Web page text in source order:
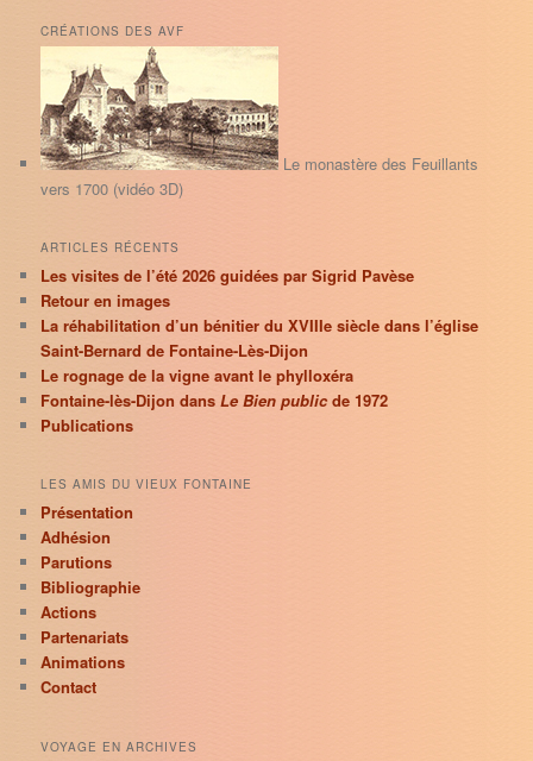
h
e
r
h
e
CRÉATIONS DES AVF
Le monastère des Feuillants
vers 1700 (vidéo 3D)
ARTICLES RÉCENTS
Les visites de l’été 2026 guidées par Sigrid Pavèse
Retour en images
La réhabilitation d’un bénitier du XVIIIe siècle dans l’église
Saint-Bernard de Fontaine-Lès-Dijon
Le rognage de la vigne avant le phylloxéra
Fontaine-lès-Dijon dansLe Bien public de 1972
Publications
LES AMIS DU VIEUX FONTAINE
Présentation
Adhésion
Parutions
Bibliographie
Actions
Partenariats
Animations
Contact
VOYAGE EN ARCHIVES